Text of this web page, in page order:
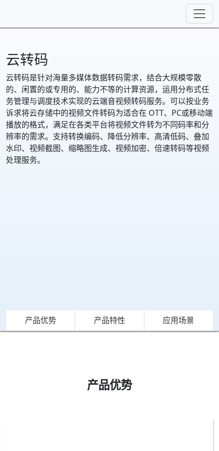
云转码
云转码是针对海量多媒体数据转码需求，结合大规模零散
的、闲置的或专用的、能力不等的计算资源，运用分布式任
务管理与调度技术实现的云端音视频转码服务。可以按业务
诉求将云存储中的视频文件转码为适合在 OTT、PC或移动端
播放的格式，满足在各类平台将视频文件转为不同码率和分
辨率的需求。支持转换编码、降低分辨率、高清低码、叠加
水印、视频截图、缩略图生成、视频加密、倍速转码等视频
处理服务。
产品优势 产品特性 应用场景
产品优势